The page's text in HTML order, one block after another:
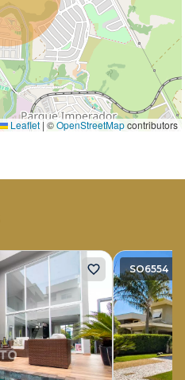
Leaflet | ©OpenStreetMapcontributors
SO6554